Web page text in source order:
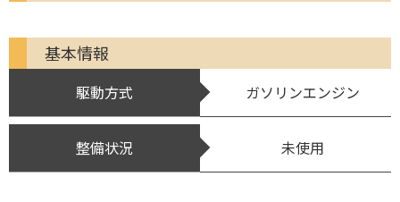
基本情報
駆動方式 ガソリンエンジン
整備状況 未使用